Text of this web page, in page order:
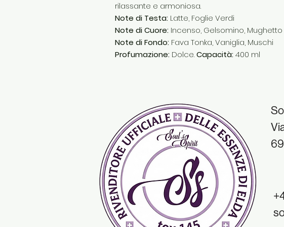
rilassante e armoniosa.
Note di Testa: Latte, Foglie Verdi
Note di Cuore: Incenso, Gelsomino, Mughetto
Note di Fondo: Fava Tonka, Vaniglia, Muschi
Profumazione: Dolce.Capacità:400 ml